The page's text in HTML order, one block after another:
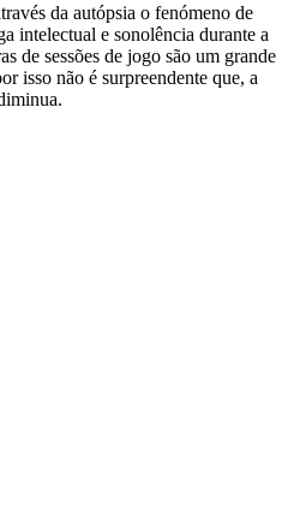
da autópsia o fenómeno de
intelectual e sonolência durante a
de sessões de jogo são um grande
isso não é surpreendente que, a